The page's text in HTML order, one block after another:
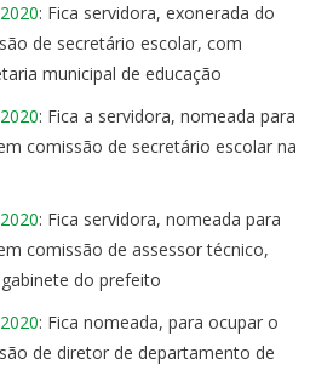
: Fica servidora, exonerada do
de secretário escolar, com
municipal de educação
: Fica a servidora, nomeada para
comissão de secretário escolar na
: Fica servidora, nomeada para
comissão de assessor técnico,
do prefeito
: Fica nomeada, para ocupar o
de diretor de departamento de